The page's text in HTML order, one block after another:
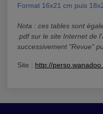
Format 16x21 cm puis
Nota : ces tables sont
.pdf sur le site Internet de
successivement "Revue"
Site : http://